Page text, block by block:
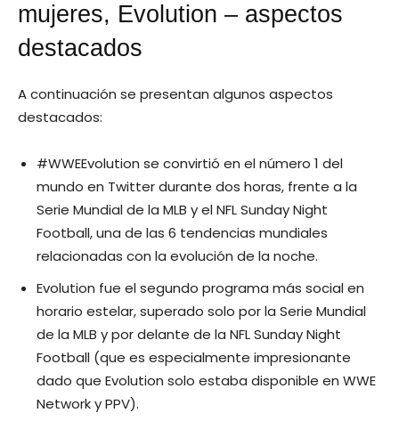
mujeres, Evolution – aspectos
destacados
A continuación se presentan algunos aspectos
destacados:
#WWEEvolution se convirtió en el número 1 del
mundo en Twitter durante dos horas, frente a la
Serie Mundial de la MLB y el NFL Sunday Night
Football, una de las 6 tendencias mundiales
relacionadas con la evolución de la noche.
Evolution fue el segundo programa más social en
horario estelar, superado solo por la Serie Mundial
de la MLB y por delante de la NFL Sunday Night
Football (que es especialmente impresionante
dado que Evolution solo estaba disponible en WWE
Network y PPV).